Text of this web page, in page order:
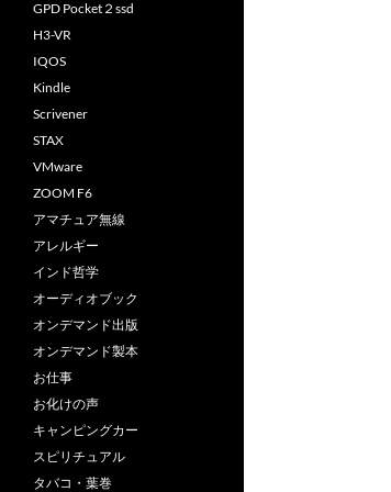
GPD Pocket２ssd
H3-VR
IQOS
Kindle
Scrivener
STAX
VMware
ZOOM F6
アマチュア無線
アレルギー
インド哲学
オーディオブック
オンデマンド出版
オンデマンド製本
お仕事
お化けの声
キャンピングカー
スピリチュアル
タバコ・葉巻